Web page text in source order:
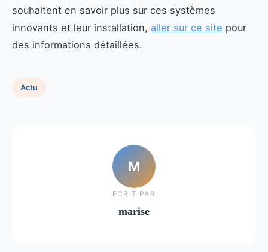
souhaitent en savoir plus sur ces systèmes
innovants et leur installation, aller sur ce site pour
des informations détaillées.
Actu
M
ECRIT PAR
marise